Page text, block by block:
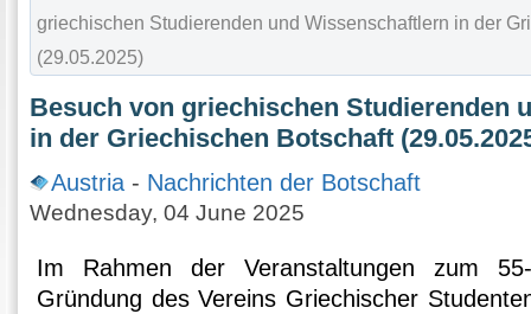
griechischen Studierenden und Wissenschaftlern in der
(29.05.2025)
Besuch von griechischen Studierenden
in der Griechischen Botschaft
Austria - Nachrichten der Botschaft
Wednesday, 04 June 2025
Im Rahmen der Veranstaltungen zum
Gründung des Vereins Griechischer